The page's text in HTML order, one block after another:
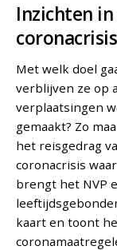
Inzichten
coronacrisis
Met welk doel
verblijven ze op
verplaatsingen
gemaakt? Zo
het reisgedrag
coronacrisis
brengt het NVP
kaart en toont